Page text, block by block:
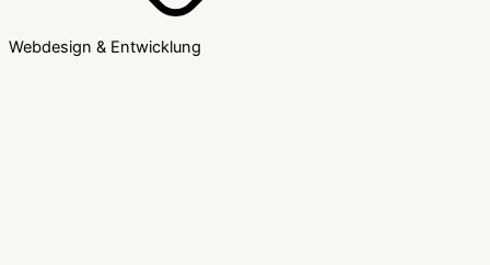
Webdesign & Entwicklung